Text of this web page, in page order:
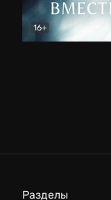
16+
Разделы